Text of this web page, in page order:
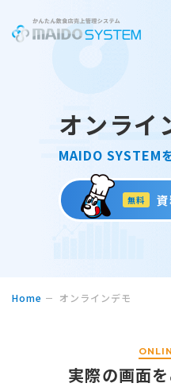
オンライ
MAIDO SYSTEM
無料
Home オンラインデモ
実際の画面